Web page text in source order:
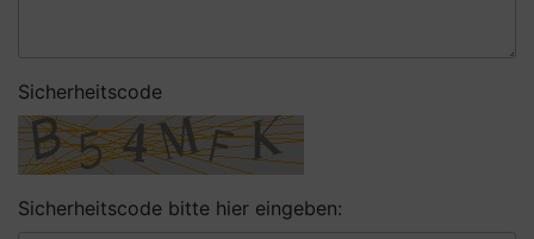
Sicherheitscode
Sicherheitscode bitte hier eingeben: